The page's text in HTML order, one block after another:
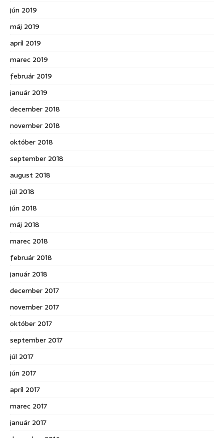
jún 2019
máj 2019
apríl 2019
marec 2019
február 2019
január 2019
december 2018
november 2018
október 2018
september 2018
august 2018
júl 2018
jún 2018
máj 2018
marec 2018
február 2018
január 2018
december 2017
november 2017
október 2017
september 2017
júl 2017
jún 2017
apríl 2017
marec 2017
január 2017